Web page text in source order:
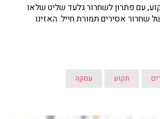
עם פתרון לשחרור גלעד שליט שלאו
שחרור אסירים תמורת חייל. האזינו
תקוע עסקה